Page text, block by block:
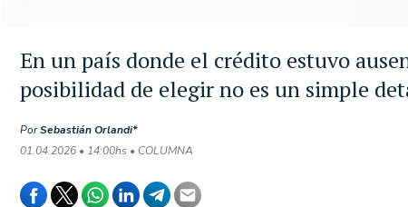
En un país donde el crédito estuvo
posibilidad de elegir no es un simple
PorSebastián Orlandi*
01.04.2026 • 14:00hs • COLUMNA